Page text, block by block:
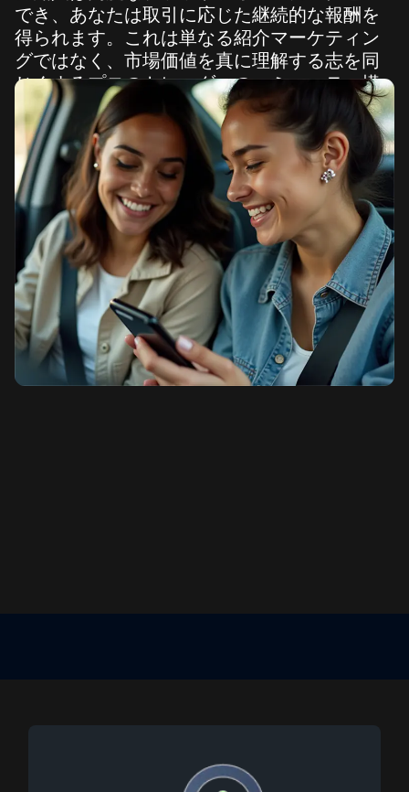
でき、あなたは取引に応じた継続的な報酬を
得られます。これは単なる紹介マーケティン
グではなく、市場価値を真に理解する志を同
じくするプロのトレーダーのコミュニティ構
築です。
利用規約